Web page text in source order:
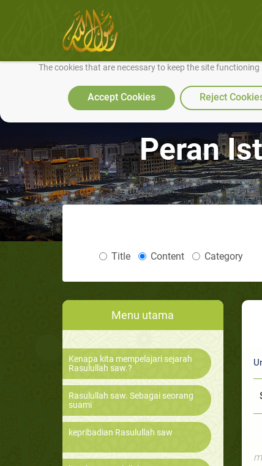
We use cookies to make our site work well for you and so we can
The cookies that are necessary to keep the site functioning
Accept Cookies Reject
Peran
Title Content Category
Menu utama
Kenapa kita mempelajari sejarah
Rasulullah saw.?
Rasulullah saw. Sebagai seorang
suami
kepribadian Rasulullah saw